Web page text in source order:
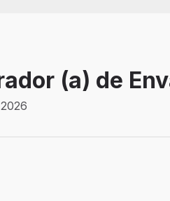
(a) de
Efetivo